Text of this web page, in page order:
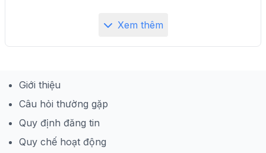
Xem thêm
Giới thiệu
Câu hỏi thường gặp
Quy định đăng tin
Quy chế hoạt động